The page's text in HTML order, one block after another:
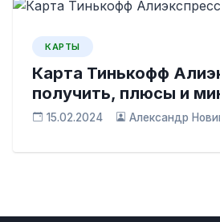
КАРТЫ
Карта Тинькофф
получить, плюсы и
15.02.2024 Александр